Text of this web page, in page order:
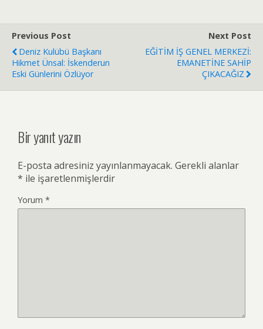
Previous Post
Deniz Kulübü Başkanı
Hikmet Ünsal: İskenderun
Eski Günlerini Özlüyor
Next Post
EĞİTİM İŞ GENEL MERKEZİ:
EMANETİNE SAHİP
ÇIKACAĞIZ
Bir yanıt yazın
E-posta adresiniz yayınlanmayacak. Gerekli alanlar
* ile işaretlenmişlerdir
Yorum *